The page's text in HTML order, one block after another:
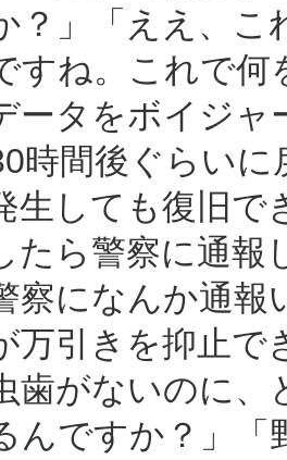
？」「ええ、こ
すね。これで何
ータをボイジャ
時間後ぐらい
生しても復旧で
たら警察に通報
察になんか通報
万引きを抑止で
歯がないのに、
んですか？」「